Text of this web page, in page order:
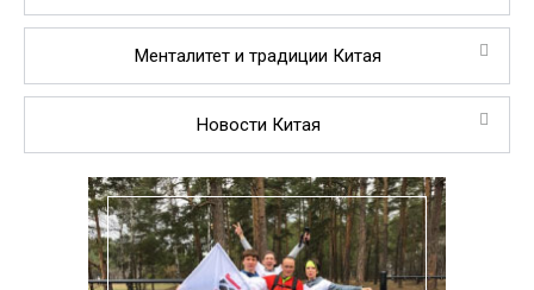
Менталитет и традиции Китая
Новости Китая